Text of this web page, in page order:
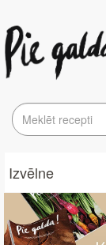
Izvēlne